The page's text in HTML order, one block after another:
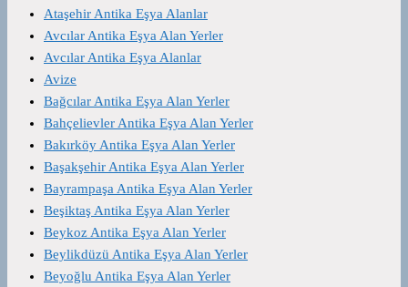
Ataşehir Antika Eşya Alanlar
Avcılar Antika Eşya Alan Yerler
Avcılar Antika Eşya Alanlar
Avize
Bağcılar Antika Eşya Alan Yerler
Bahçelievler Antika Eşya Alan Yerler
Bakırköy Antika Eşya Alan Yerler
Başakşehir Antika Eşya Alan Yerler
Bayrampaşa Antika Eşya Alan Yerler
Beşiktaş Antika Eşya Alan Yerler
Beykoz Antika Eşya Alan Yerler
Beylikdüzü Antika Eşya Alan Yerler
Beyoğlu Antika Eşya Alan Yerler